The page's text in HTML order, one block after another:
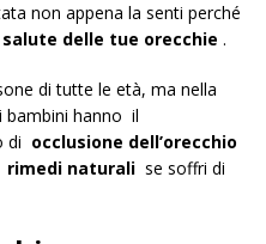
non appena la senti perché
salute delle tue orecchie .
di tutte le età, ma nella
bambini hanno il
di occlusione dell’orecchio
rimedi naturali se soffri di